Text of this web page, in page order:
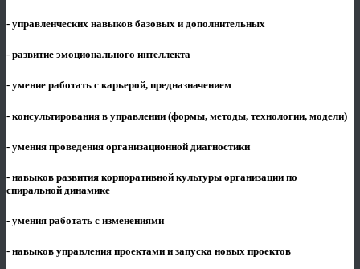
- управленческих навыков базовых и дополнительных
- развитие эмоционального интеллекта
- умение работать с карьерой, предназначением
- консультирования в управлении (формы, методы, технологии, модели)
- умения проведения организационной диагностики
- навыков развития корпоративной культуры организации по
спиральной динамике
- умения работать с изменениями
- навыков управления проектами и запуска новых проектов